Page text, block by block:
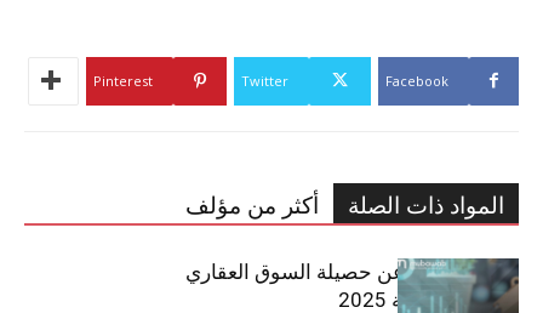
Facebook
Twitter
Pinterest
المواد ذات الصلة أكثر من مؤلف
مبوب تكشف عن حصيلة السوق العقاري
في تونس لسنة 2025